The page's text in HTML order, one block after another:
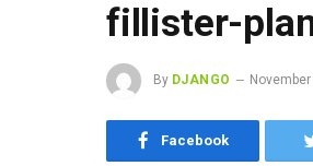
fillister-
By DJANGO
Facebook